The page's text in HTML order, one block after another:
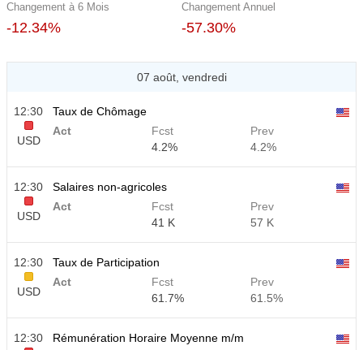
Changement à 6 Mois
-12.34%
Changement Annuel
-57.30%
07 août, vendredi
12:30
USD
Taux de Chômage
Act
Fcst
4.2%
Prev
4.2%
12:30
USD
Salaires non-agricoles
Act
Fcst
41 K
Prev
57 K
12:30
USD
Taux de Participation
Act
Fcst
61.7%
Prev
61.5%
12:30
Rémunération Horaire Moyenne m/m